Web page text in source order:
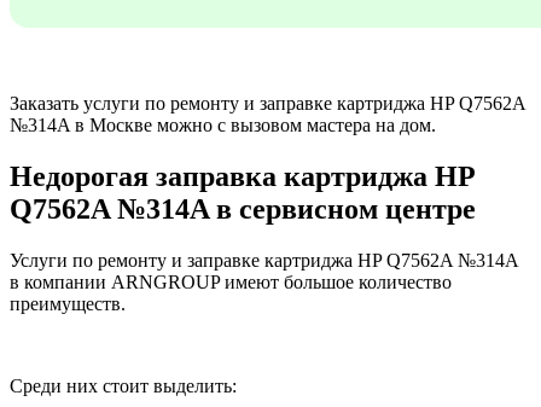
Заказать услуги по ремонту и заправке картриджа HP Q7562A
№314A в Москве можно с вызовом мастера на дом.
Недорогая заправка картриджа HP
Q7562A №314A в сервисном центре
Услуги по ремонту и заправке картриджа HP Q7562A №314A
в компании ARNGROUP имеют большое количество
преимуществ.
Среди них стоит выделить: